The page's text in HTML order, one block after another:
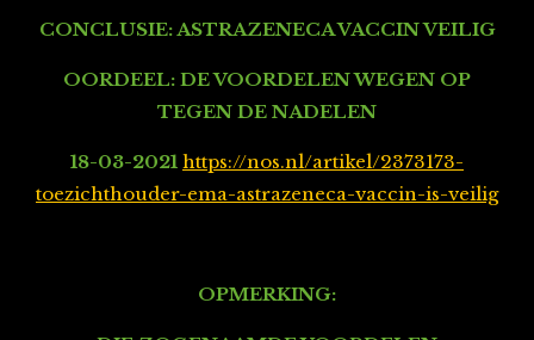
CONCLUSIE: ASTRAZENECA VACCIN VEILIG
OORDEEL: DE VOORDELEN WEGEN OP
TEGEN DE NADELEN
18-03-2021 https://nos.nl/artikel/2373173-
toezichthouder-ema-astrazeneca-vaccin-is-veilig
OPMERKING: